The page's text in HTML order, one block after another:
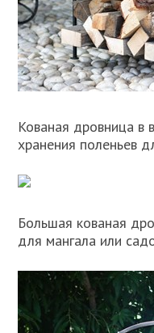
Кованая дровница в
хранения поленьев
Большая кованая
для мангала или